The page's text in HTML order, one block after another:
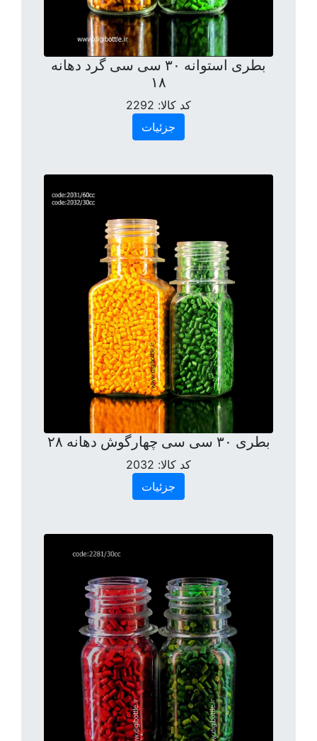
بطری استوانه ۳۰ سی سی گرد دهانه
۱۸
کد کالا: 2292
جزئیات
بطری ۳۰ سی سی چهارگوش دهانه ۲۸
کد کالا: 2032
جزئیات